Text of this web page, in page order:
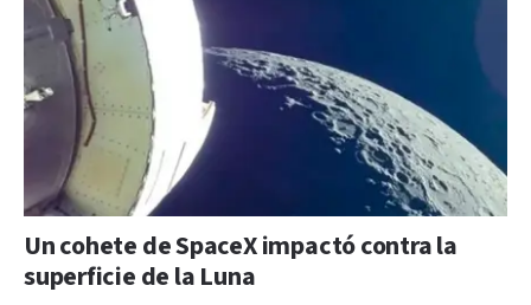
Un cohete de SpaceX impactó contra la
superficie de la Luna